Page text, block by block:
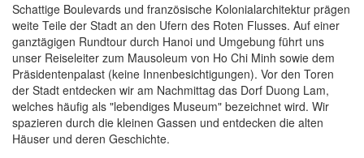
Schattige Boulevards und französische Kolonialarchitektur prägen
weite Teile der Stadt an den Ufern des Roten Flusses. Auf einer
ganztägigen Rundtour durch Hanoi und Umgebung führt uns
unser Reiseleiter zum Mausoleum von Ho Chi Minh sowie dem
Präsidentenpalast (keine Innenbesichtigungen). Vor den Toren
der Stadt entdecken wir am Nachmittag das Dorf Duong Lam,
welches häufig als "lebendiges Museum" bezeichnet wird. Wir
spazieren durch die kleinen Gassen und entdecken die alten
Häuser und deren Geschichte.